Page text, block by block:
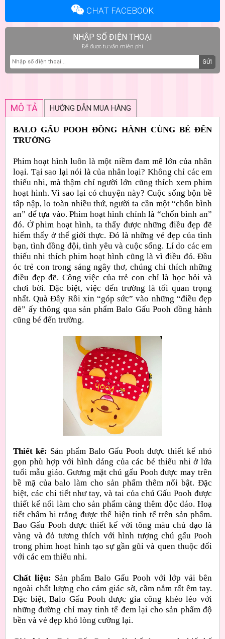
CHAT FACEBOOK
NHẬP SỐ ĐIỆN THOẠI
Để được tư vấn miễn phí
GỬI
MÔ TẢ HƯỚNG DẪN MUA HÀNG
BALO GẤU POOH ĐỒNG HÀNH CÙNG BÉ ĐẾN
TRƯỜNG
Phim hoạt hình luôn là một niềm đam mê lớn của nhân
loại. Tại sao lại nói là của nhân loại? Không chỉ các em
thiếu nhi, mà thậm chí người lớn cũng thích xem phim
hoạt hình. Vì sao lại có chuyện này? Cuộc sống bộn bề
tấp nập, lo toàn nhiều thứ, người ta cần một “chốn bình
an” để tựa vào. Phim hoạt hình chính là “chốn bình an”
đó. Ở phim hoạt hình, ta thấy được những điều đẹp đẽ
hiếm thấy ở thế giới thực. Đó là những vẻ đẹp của tình
bạn, tình đồng đội, tình yêu và cuộc sống. Lí do các em
thiếu nhi thích phim hoạt hình cũng là vì điều đó. Đầu
óc trẻ con trong sáng ngây thơ, chúng chỉ thích những
điều đẹp đẽ. Công việc của trẻ con chỉ là học hỏi và
chơi bời. Đặc biệt, việc đến trường là tối quan trọng
nhất. Quà Đây Rồi xin “góp sức” vào những “điều đẹp
đẽ” ấy thông qua sản phẩm Balo Gấu Pooh đồng hành
cũng bé đến trường.
Thiết kế: Sản phẩm Balo Gấu Pooh được thiết kế nhỏ
gọn phù hợp với hình dáng của các bé thiếu nhi ở lứa
tuổi mẫu giáo. Gương mặt chú gấu Pooh được may trên
bề mặ của balo làm cho sản phẩm thêm nổi bật. Đặc
biệt, các chi tiết như tay, và tai của chú Gấu Pooh được
thiết kế nổi làm cho sản phẩm càng thêm độc đáo. Hoạ
tiết chấm bi trắng được thể hiện tinh tế trên sản phẩm.
Bao Gấu Pooh được thiết kế với tông màu chủ đạo là
vàng và đỏ tương thích với hình tượng chú gấu Pooh
trong phim hoạt hình tạo sự gần gũi và quen thuộc đối
với các em thiếu nhi.
Chất liệu: Sản phẩm Balo Gấu Pooh với lớp vải bên
ngoài chất lượng cho cảm giác sờ, cầm nắm rất êm tay.
Đặc biệt, Balo Gấu Pooh được gia công khéo léo với
những đường chỉ may tinh tế đem lại cho sản phẩm độ
bền và vẻ đẹp khó lòng cưỡng lại.